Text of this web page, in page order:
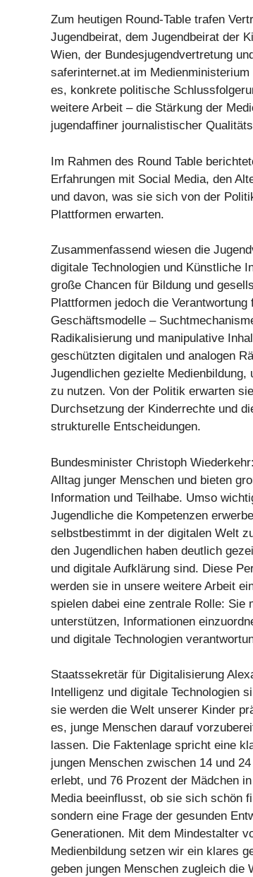
Zum heutigen Round-Table trafen
Jugendbeirat, dem Jugendbeirat der
Wien, der Bundesjugendvertretung
saferinternet.at im
es, konkrete politische
weitere Arbeit – die Stärkung der
jugendaffiner journalistischer
Im Rahmen des Round Table
Erfahrungen mit Social Media, den
und davon, was sie sich von der
Plattformen erwarten.
Zusammenfassend wiesen die
digitale Technologien und Künstliche
große Chancen für Bildung und
Plattformen jedoch die
Geschäftsmodelle –
Radikalisierung und manipulative
geschützten digitalen und analogen
Jugendlichen gezielte
zu nutzen. Von der Politik erwarten
Durchsetzung der Kinderrechte und
strukturelle Entscheidungen.
Bundesminister Christoph
Alltag junger Menschen und bieten
Information und Teilhabe. Umso
Jugendliche die Kompetenzen
selbstbestimmt in der digitalen Welt
den Jugendlichen haben deutlich
und digitale Aufklärung sind. Diese
werden sie in unsere weitere Arbeit
spielen dabei eine zentrale Rolle: Sie
unterstützen, Informationen
und digitale Technologien
Staatssekretär für Digitalisierung
Intelligenz und digitale Technologien
sie werden die Welt unserer Kinder
es, junge Menschen darauf
lassen. Die Faktenlage spricht eine
jungen Menschen zwischen 14 und
erlebt, und 76 Prozent der Mädchen
Media beeinflusst, ob sie sich schön
sondern eine Frage der gesunden
Generationen. Mit dem Mindestalter
Medienbildung setzen wir ein klares
geben jungen Menschen zugleich die